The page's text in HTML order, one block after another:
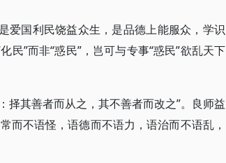
爱国利民饶益众生，是品德上能服众，学识
民”而非“惑民”，岂可与专事“惑民”欲乱天下
择其善者而从之，其不善者而改之”。良师益
而不语怪，语德而不语力，语治而不语乱，